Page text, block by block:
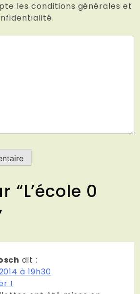
les conditions générales et
“L’école 0
dit :
à 19h30
!